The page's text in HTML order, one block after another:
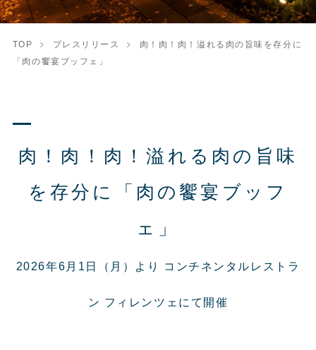
TOP プレスリリース
肉！肉！肉！溢れる肉の旨味を存分に
「肉の饗宴ブッフェ」
肉！肉！肉！溢れる肉の旨味
を存分に「肉の饗宴ブッフ
ェ」
2026年6月1日（月）より コンチネンタルレストラ
ン フィレンツェにて開催